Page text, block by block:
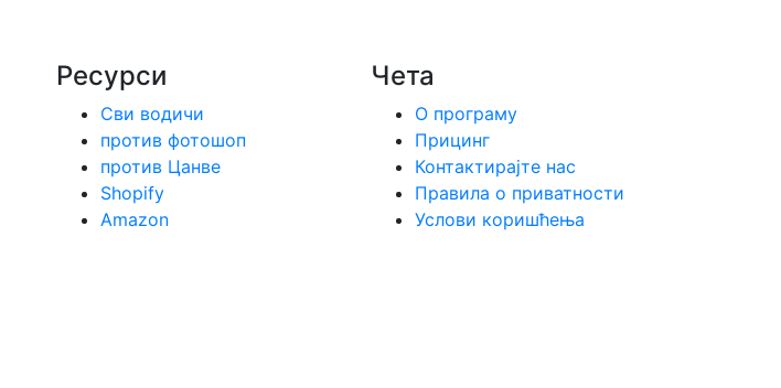
Ресурси
Сви водичи
против фотошоп
против Цанве
Shopify
Amazon
Чета
О програму
Прицинг
Контактирајте нас
Правила о приватности
Услови коришћења